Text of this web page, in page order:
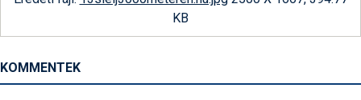
KB
KOMMENTEK